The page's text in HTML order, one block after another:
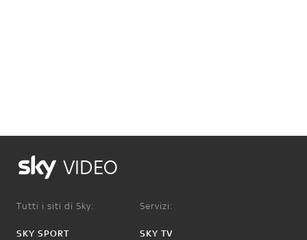
VIDEO
Tutti i siti di Sky:
SKY SPORT
Servizi:
SKY TV